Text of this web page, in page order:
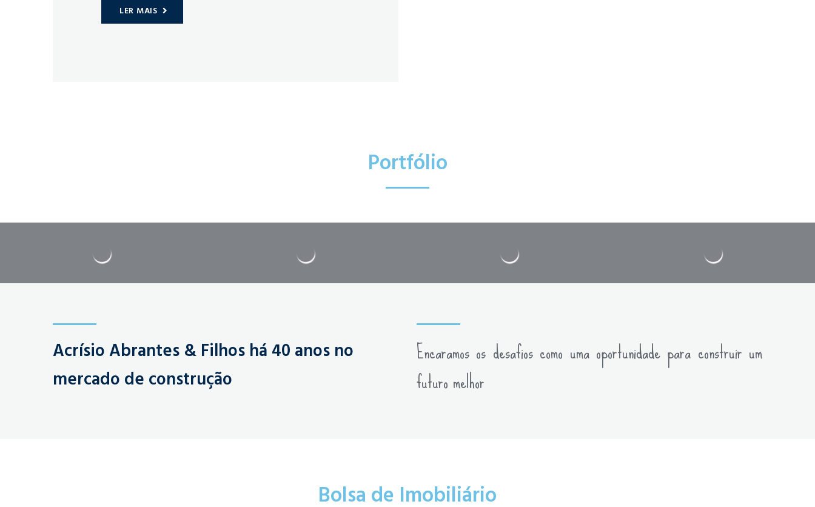
LER MAIS
Portfólio
Acrísio Abrantes & Filhos há 40 anos no
mercado de construção
Encaramos os desafios como uma oportunidade para construir um
futuro melhor
Bolsa de Imobiliário